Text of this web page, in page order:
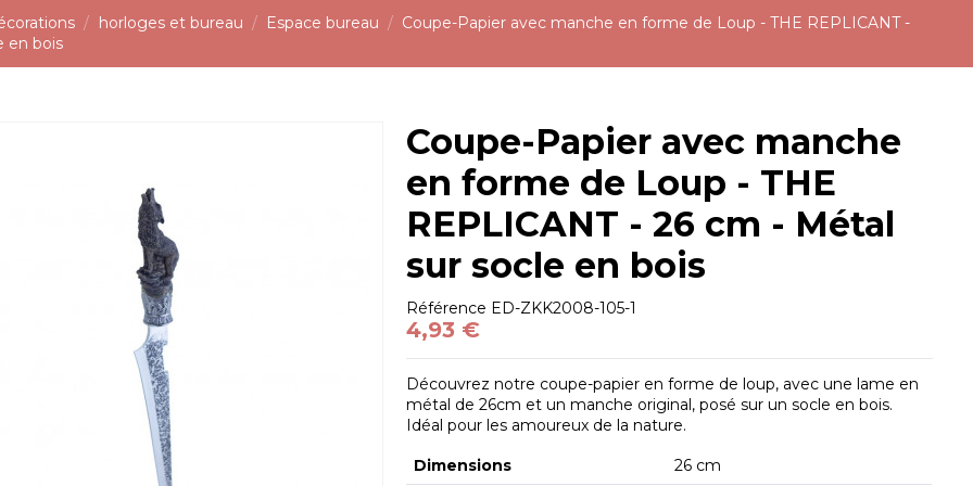
horloges et bureau Espace bureau
Coupe-Papier avec manche en forme de Loup - THE REPLICANT -
en bois
Coupe-Papier avec manche
en forme de Loup - THE
REPLICANT - 26 cm - Métal
sur socle en bois
Référence ED-ZKK2008-105-1
4,93 €
Découvrez notre coupe-papier en forme de loup, avec une lame en
métal de 26cm et un manche original, posé sur un socle en bois.
Idéal pour les amoureux de la nature.
Dimensions 26 cm